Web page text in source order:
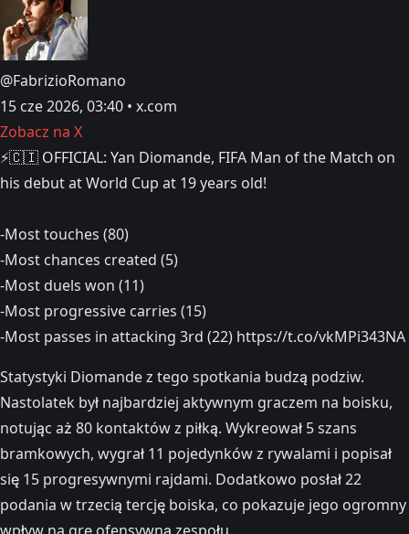
@FabrizioRomano
15 cze 2026, 03:40 • x.com
Zobacz na X
⚡️🇨🇮 OFFICIAL: Yan Diomande, FIFA Man of the Match on
his debut at World Cup at 19 years old!
-Most touches (80)
-Most chances created (5)
-Most duels won (11)
-Most progressive carries (15)
-Most passes in attacking 3rd (22) https://t.co/vkMPi343NA
Statystyki Diomande z tego spotkania budzą podziw.
Nastolatek był najbardziej aktywnym graczem na boisku,
notując aż 80 kontaktów z piłką. Wykreował 5 szans
bramkowych, wygrał 11 pojedynków z rywalami i popisał
się 15 progresywnymi rajdami. Dodatkowo posłał 22
podania w trzecią tercję boiska, co pokazuje jego ogromny